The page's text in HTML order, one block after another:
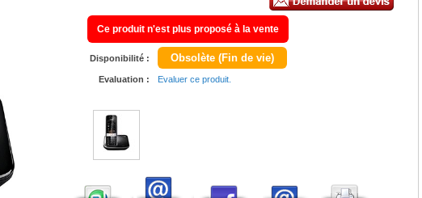
Ce produit n'est plus proposé à la vente
Disponibilité : Obsolète (Fin de vie)
Evaluation : Evaluer ce produit.